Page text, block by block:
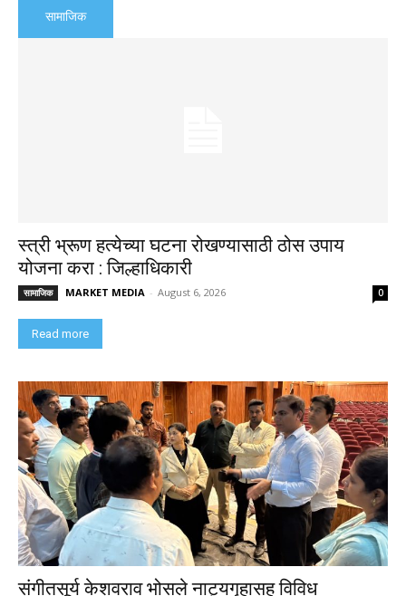
सामाजिक
स्त्री भ्रूण हत्येच्या घटना रोखण्यासाठी ठोस उपाय
योजना करा : जिल्हाधिकारी
सामाजिक MARKET MEDIA - August 6, 2026 0
Read more
संगीतसूर्य केशवराव भोसले नाट्यगृहासह विविध